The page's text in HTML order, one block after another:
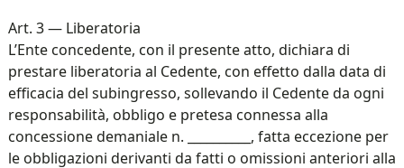
Art. 3 — Liberatoria
L’Ente concedente, con il presente atto, dichiara di
prestare liberatoria al Cedente, con effetto dalla data di
efficacia del subingresso, sollevando il Cedente da ogni
responsabilità, obbligo e pretesa connessa alla
concessione demaniale n. __________, fatta eccezione per
le obbligazioni derivanti da fatti o omissioni anteriori alla